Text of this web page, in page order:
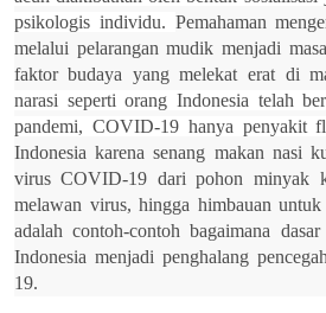
psikologis individu. Pemahaman
melalui pelarangan mudik menjadi
faktor budaya yang melekat erat di
narasi seperti orang Indonesia telah
pandemi, COVID-19 hanya penyakit
Indonesia karena senang makan nasi
virus COVID-19 dari pohon minyak
melawan virus, hingga himbauan
adalah contoh-contoh bagaimana
Indonesia menjadi penghalang
19.